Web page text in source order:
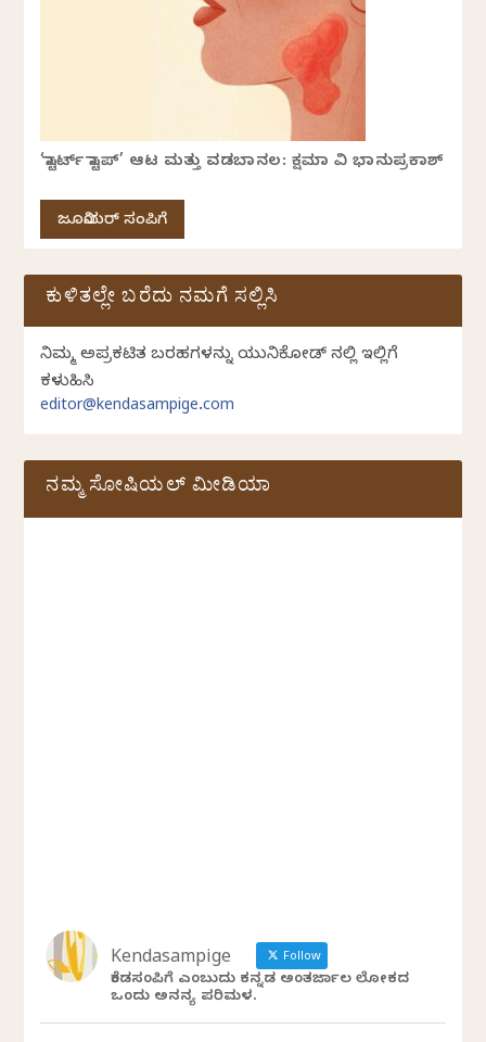
‘ಸ್ಟಾರ್ಟ್ ಸ್ಟಾಪ್’ ಆಟ ಮತ್ತು ವಡಬಾನಲ: ಕ್ಷಮಾ ವಿ ಭಾನುಪ್ರಕಾಶ್
ಜೂನಿಯರ್ ಸಂಪಿಗೆ
ಕುಳಿತಲ್ಲೇ ಬರೆದು ನಮಗೆ ಸಲ್ಲಿಸಿ
ನಿಮ್ಮ ಅಪ್ರಕಟಿತ ಬರಹಗಳನ್ನು ಯುನಿಕೋಡ್ ನಲ್ಲಿ ಇಲ್ಲಿಗೆ
ಕಳುಹಿಸಿ
editor@kendasampige.com
ನಮ್ಮ ಸೋಷಿಯಲ್‌ ಮೀಡಿಯಾ
Kendasampige Follow
ಕೆಂಡಸಂಪಿಗೆ ಎಂಬುದು ಕನ್ನಡ ಅಂತರ್ಜಾಲ ಲೋಕದ
ಒಂದು ಅನನ್ಯ ಪರಿಮಳ.